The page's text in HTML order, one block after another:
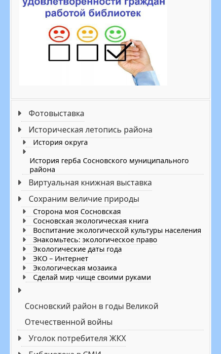
Фотовыставка
Историческая летопись района
История округа
История герба Сосновского муниципального
района
Виртуальная книжная выставка
Сохраним величие природы
Cторона моя Сосновская
Сосновская экологическая книга
Воспитание экологической культуры населения
Знакомьтесь: экологическое право
Экологические даты года
ЭКО – Интернет
Экологическая мозаика
Сделай мир чище своими руками
Сосновский район в годы Великой
Отечественной войны
Уголок потребителя ЖКХ